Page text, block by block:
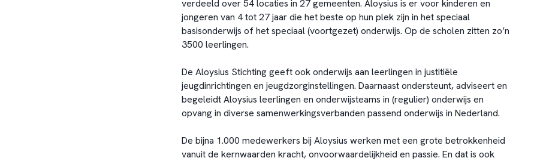
verdeeld over 54 locaties in 27 gemeenten. Aloysius is er voor kinderen en
jongeren van 4 tot 27 jaar die het beste op hun plek zijn in het speciaal
basisonderwijs of het speciaal (voortgezet) onderwijs. Op de scholen zitten zo’n
3500 leerlingen.
De Aloysius Stichting geeft ook onderwijs aan leerlingen in justitiële
jeugdinrichtingen en jeugdzorginstellingen. Daarnaast ondersteunt, adviseert en
begeleidt Aloysius leerlingen en onderwijsteams in (regulier) onderwijs en
opvang in diverse samenwerkingsverbanden passend onderwijs in Nederland.
De bijna 1.000 medewerkers bij Aloysius werken met een grote betrokkenheid
vanuit de kernwaarden kracht, onvoorwaardelijkheid en passie. En dat is ook